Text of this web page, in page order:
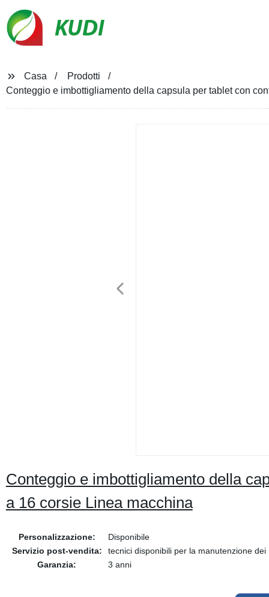
KUDI
Casa
Prodotti
Conteggio e imbottigliamento della capsula per tablet con
Conteggio e imbottigliamento della
a 16 corsie Linea macchina
Personalizzazione:
Disponibile
Servizio post-vendita:
tecnici disponibili per la manutenzione dei
Garanzia:
3 anni